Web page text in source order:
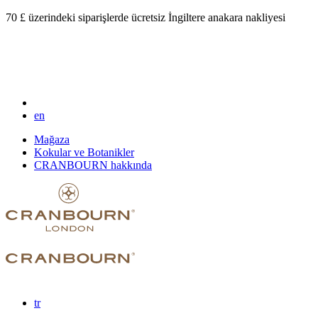
70 £ üzerindeki siparişlerde ücretsiz İngiltere anakara nakliyesi
en
Mağaza
Kokular ve Botanikler
CRANBOURN hakkında
tr